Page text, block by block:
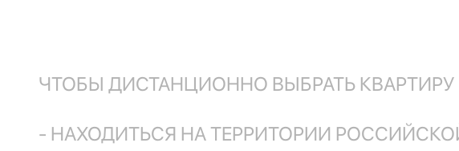
ЧТОБЫ ДИСТАНЦИОННО ВЫБРАТЬ
- НАХОДИТЬСЯ НА ТЕРРИТОРИИ